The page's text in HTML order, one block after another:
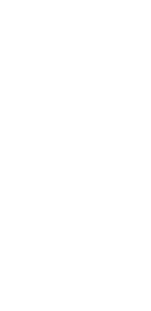
Vrije tijd &